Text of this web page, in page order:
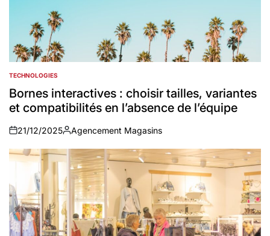
POSTED
IN
TECHNOLOGIES
Bornes interactives : choisir tailles, variantes
et compatibilités en l’absence de l’équipe
on
21/12/2025
Auteur
Agencement Magasins